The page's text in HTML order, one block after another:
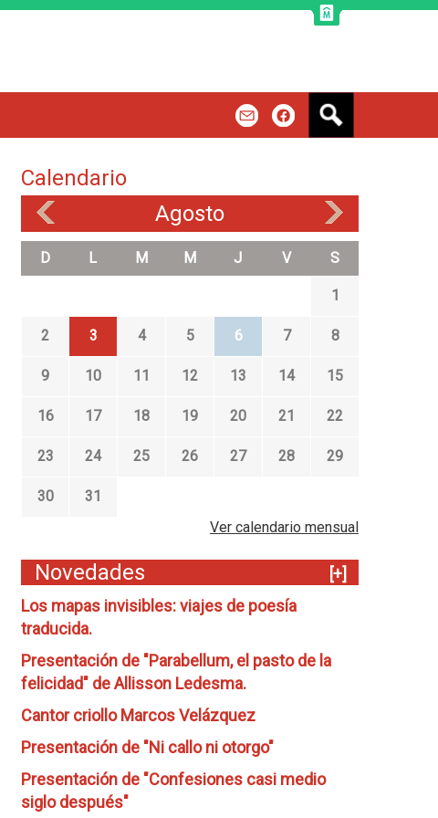
Calendario
Agosto
D L M M J V S
1
2 3 4 5 6 7 8
9 10 11 12 13 14 15
16 17 18 19 20 21 22
23 24 25 26 27 28 29
30
31
Ver calendario mensual
Novedades
[+]
Los mapas invisibles: viajes de poesía
traducida.
Presentación de "Parabellum, el pasto de la
felicidad" de Allisson Ledesma.
Cantor criollo Marcos Velázquez
Presentación de "Ni callo ni otorgo"
Presentación de "Confesiones casi medio
siglo después"
s